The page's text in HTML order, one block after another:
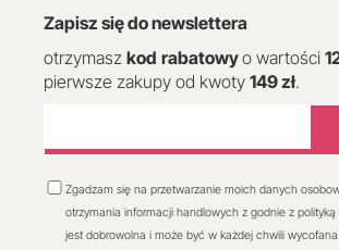
Zapisz się do newslettera
otrzymasz kod rabatowyo wartości
pierwsze zakupy od kwoty 149 zł.
Zgadzam się na przetwarzanie moich danych
otrzymania informacji handlowych z godnie z
jest dobrowolna i może być w każdej chwili wycofana.